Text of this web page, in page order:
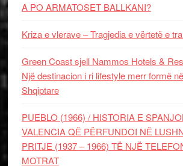
A PO ARMATOSET BALLKANI?
Kriza e vlerave – Tragjedia e vërtetë e
Green Coast sjell Nammos Hotels &
Një destinacion i ri lifestyle merr formë
Shqiptare
PUEBLO (1966) / HISTORIA E
VALENCIA QË PËRFUNDOI NË
PRITJE (1937 – 1966) TË NJË
MOTRAT